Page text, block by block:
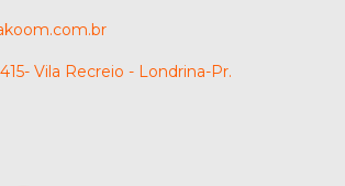
Vila Recreio - Londrina-Pr.